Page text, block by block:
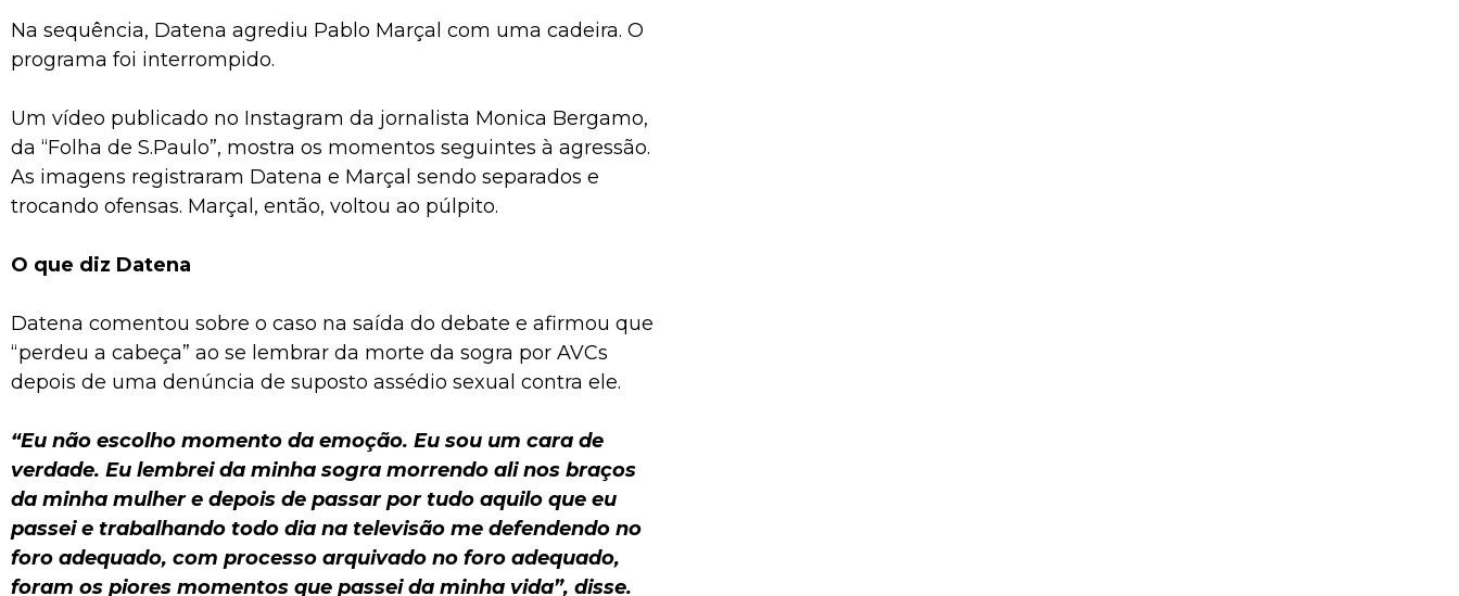
Na sequência, Datena agrediu Pablo Marçal com uma cadeira. O
programa foi interrompido.
Um vídeo publicado no Instagram da jornalista Monica Bergamo,
da “Folha de S.Paulo”, mostra os momentos seguintes à agressão.
As imagens registraram Datena e Marçal sendo separados e
trocando ofensas. Marçal, então, voltou ao púlpito.
O que diz Datena
Datena comentou sobre o caso na saída do debate e afirmou que
“perdeu a cabeça” ao se lembrar da morte da sogra por AVCs
depois de uma denúncia de suposto assédio sexual contra ele.
“Eu não escolho momento da emoção. Eu sou um cara de
verdade. Eu lembrei da minha sogra morrendo ali nos braços
da minha mulher e depois de passar por tudo aquilo que eu
passei e trabalhando todo dia na televisão me defendendo no
foro adequado, com processo arquivado no foro adequado,
foram os piores momentos que passei da minha vida”, disse.